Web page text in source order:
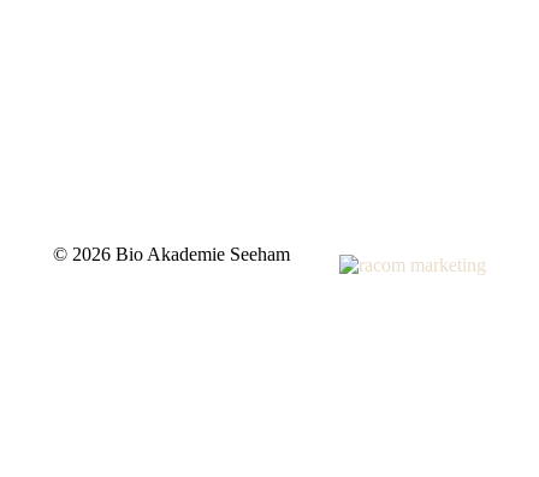
© 2026 Bio Akademie Seeham